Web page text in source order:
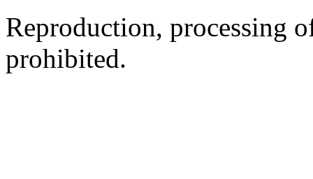
Reproduction, processing
prohibited.